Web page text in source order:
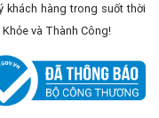
khách hàng trong suốt thời
và Thành Công!